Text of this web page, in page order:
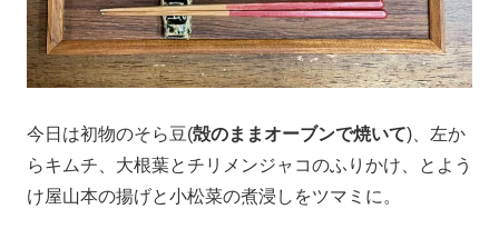
今日は初物のそら豆(殻のままオーブンで焼いて)、左か
らキムチ、大根葉とチリメンジャコのふりかけ、とよう
け屋山本の揚げと小松菜の煮浸しをツマミに。